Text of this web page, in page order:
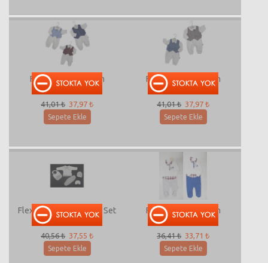
Flexi-213210 Tulum
41,01 ₺ 37,97 ₺
Sepete Ekle
Flexi-213208 Tulum
41,01 ₺ 37,97 ₺
Sepete Ekle
Flexi-234020 5'Li Zıbın Set
40,56 ₺ 37,55 ₺
Sepete Ekle
Flexi-213171 Tulum
36,41 ₺ 33,71 ₺
Sepete Ekle